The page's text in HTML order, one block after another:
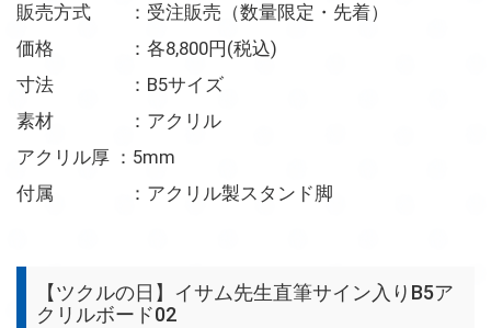
販売方式 ：受注販売（数量限定・先着）
価格 ：各8,800円(税込)
寸法 ：B5サイズ
素材 ：アクリル
アクリル厚 ：5mm
付属 ：アクリル製スタンド脚
【ツクルの日】イサム先生直筆サイン入りB5ア
クリルボード02